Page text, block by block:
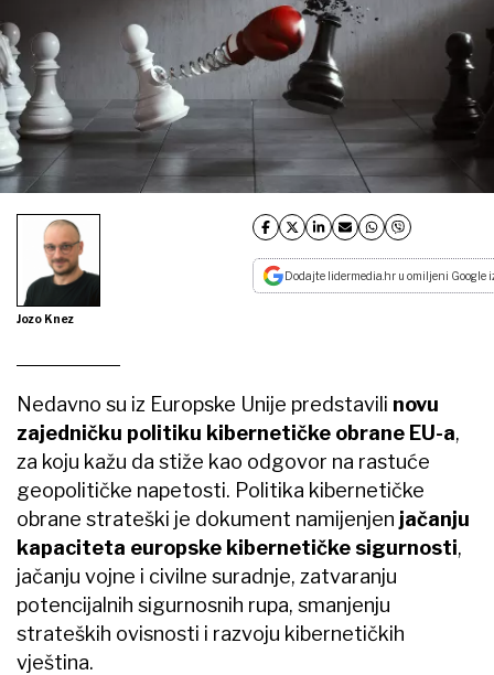
Jozo Knez
Dodajte lidermedia.hr u omiljeni Google
Nedavno su iz Europske Unije predstavili novu
zajedničku politiku kibernetičke obrane EU-a,
za koju kažu da stiže kao odgovor na rastuće
geopolitičke napetosti. Politika kibernetičke
obrane strateški je dokument namijenjen jačanju
kapaciteta europske kibernetičke sigurnosti,
jačanju vojne i civilne suradnje, zatvaranju
potencijalnih sigurnosnih rupa, smanjenju
strateških ovisnosti i razvoju kibernetičkih
vještina.